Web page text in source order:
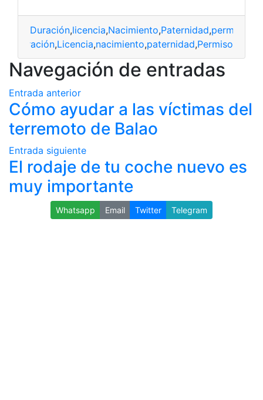
Duración,licencia,Nacimiento,Paternidad,permiso
duración,Licencia,nacimiento,paternidad,Permiso
Navegación de entradas
Entrada anterior
Cómo ayudar a las víctimas del
terremoto de Balao
Entrada siguiente
El rodaje de tu coche nuevo es
muy importante
Whatsapp Email Twitter Telegram